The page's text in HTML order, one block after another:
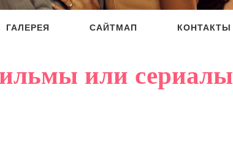
ГАЛЕРЕЯ САЙТМАП КОНТАКТЫ
или сериалы